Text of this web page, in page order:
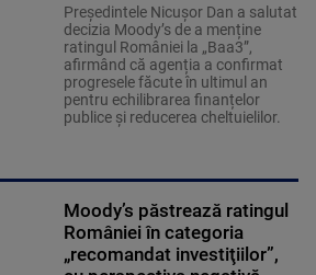
Președintele Nicușor Dan a salutat
decizia Moody’s de a menține
ratingul României la „Baa3”,
afirmând că agenția a confirmat
progresele făcute în ultimul an
pentru echilibrarea finanțelor
publice și reducerea cheltuielilor.
Moody’s păstrează ratingul
României în categoria
„recomandat investiţiilor”,